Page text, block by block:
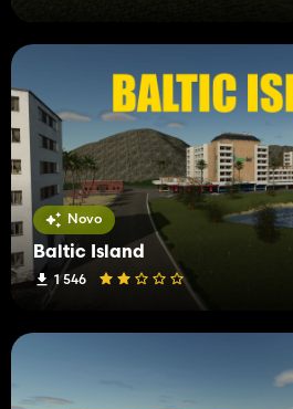
Novo
Baltic Island
1 546